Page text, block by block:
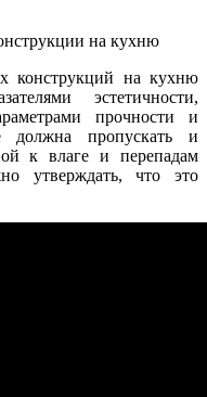
на кухню
конструкций на кухню
эстетичности,
прочности и
должна пропускать и
к влаге и перепадам
утверждать, что это